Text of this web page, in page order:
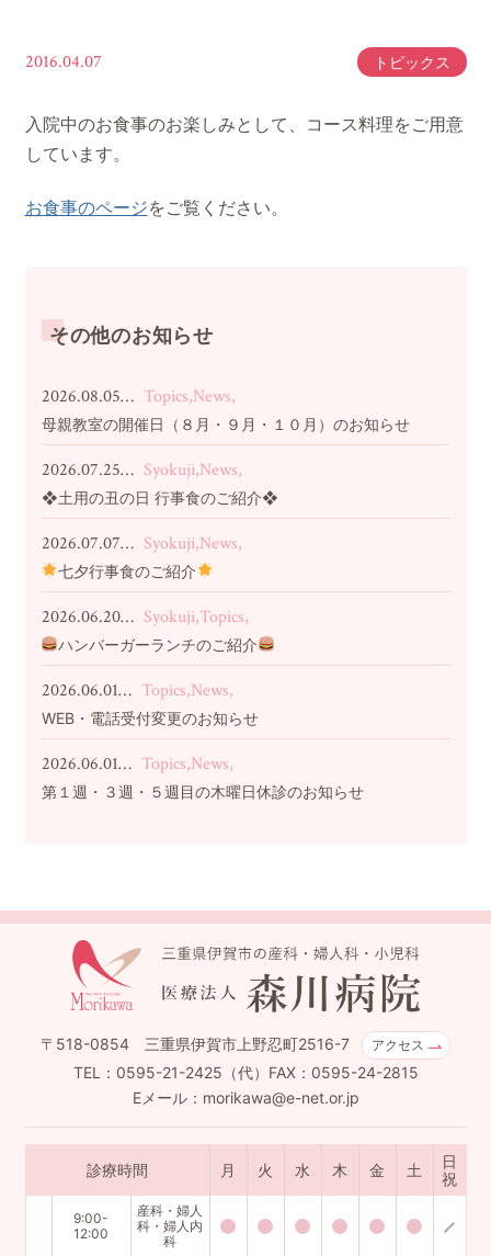
2016.04.07 トピックス
入院中のお食事のお楽しみとして、コース料理をご用意
しています。
お食事のページをご覧ください。
その他のお知らせ
2026.08.05… Topics,News,
母親教室の開催日（８月・９月・１０月）のお知らせ
2026.07.25… Syokuji,News,
❖土用の丑の日 行事食のご紹介❖
2026.07.07… Syokuji,News,
七夕行事食のご紹介
2026.06.20… Syokuji,Topics,
ハンバーガーランチのご紹介
2026.06.01… Topics,News,
WEB・電話受付変更のお知らせ
2026.06.01… Topics,News,
第１週・３週・５週目の木曜日休診のお知らせ
〒518-0854 三重県伊賀市上野忍町2516-7 アクセス
TEL：0595-21-2425（代）FAX：0595-24-2815
Eメール：morikawa@e-net.or.jp
診療時間 月 火 水 木 金 土
日
祝
9:00-
12:00
産科・婦人
科・婦人内
科